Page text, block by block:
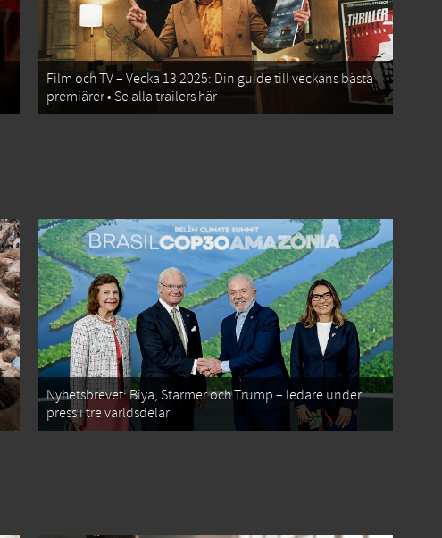
Film och TV – Vecka 13 2025: Din guide till veckans bästa
premiärer • Se alla trailers här
Nyhetsbrevet: Biya, Starmer och Trump – ledare under
press i tre världsdelar